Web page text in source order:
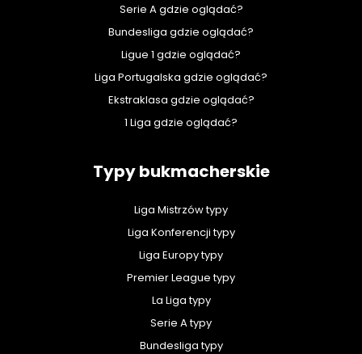
Serie A gdzie oglądać?
Bundesliga gdzie oglądać?
Ligue 1 gdzie oglądać?
Liga Portugalska gdzie oglądać?
Ekstraklasa gdzie oglądać?
1 Liga gdzie oglądać?
Typy bukmacherskie
Liga Mistrzów typy
Liga Konferencji typy
Liga Europy typy
Premier League typy
La Liga typy
Serie A typy
Bundesliga typy